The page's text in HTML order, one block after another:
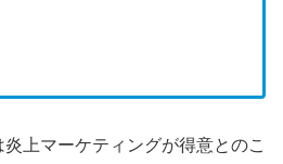
上マーケティングが得意とのこ